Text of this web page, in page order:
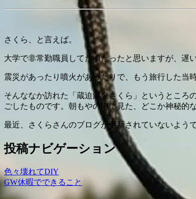
さくら、と言えば。
大学で非常勤職員してた頃だったと思いますが、遅
震災があったり噴火があったりで、もう旅行した当
そんななか訪れた「蔵迫温泉さくら」というところ
ごしたものです。朝もやの中に見た、どこか神秘的
最近、さくらさんのブログが更新されていないよう
投稿ナビゲーション
色々壊れてDIY
GW休暇でできること